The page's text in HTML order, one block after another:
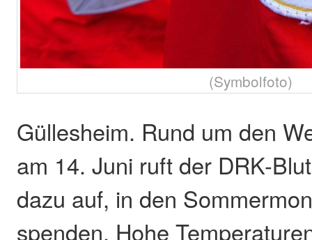
(Symbolfoto)
Güllesheim. Rund um den
am 14. Juni ruft der DRK-
dazu auf, in den
spenden. Hohe